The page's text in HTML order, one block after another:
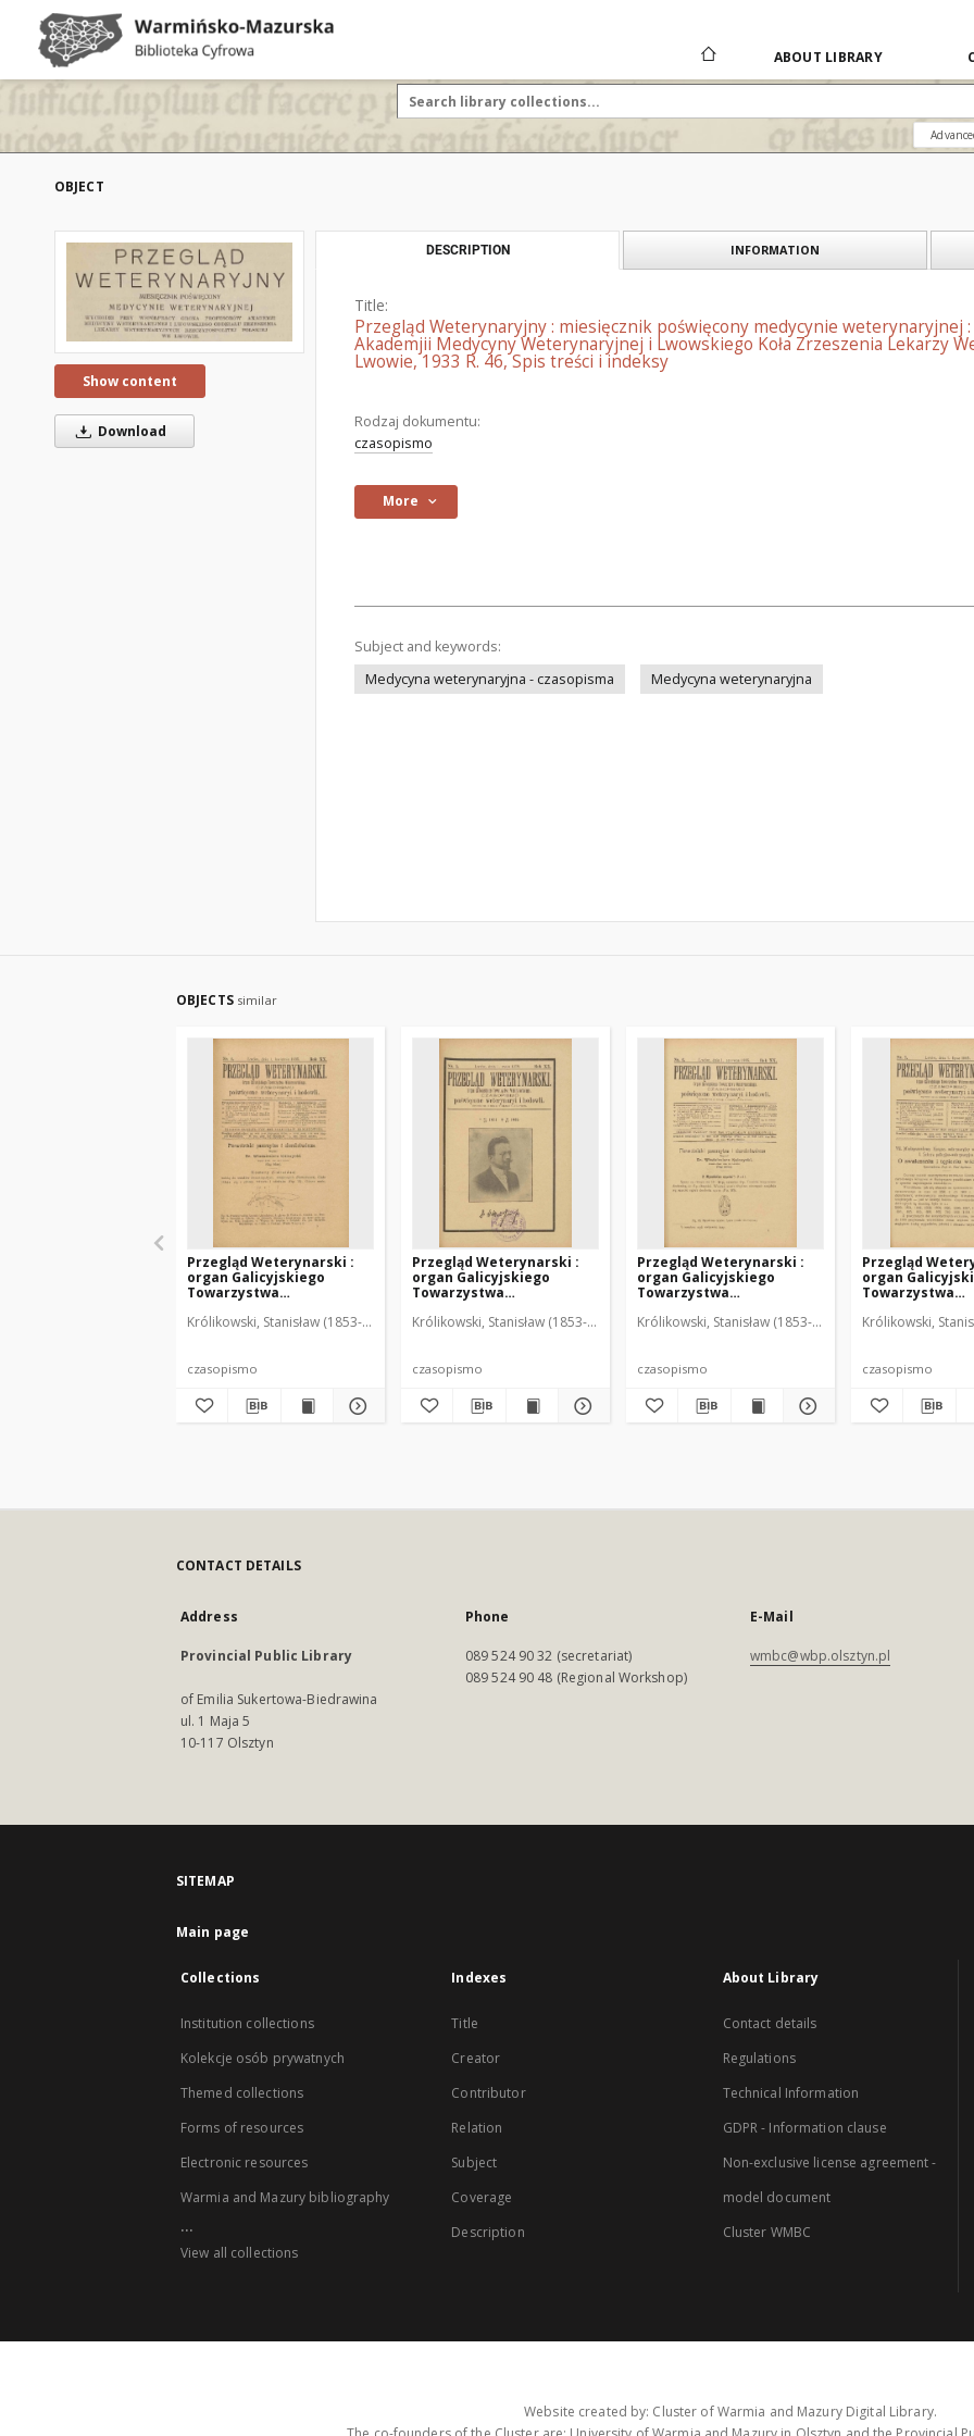
ABOUT LIBRARY
OBJECT
Show content
Download
DESCRIPTION INFORMATION
Title:
Przegląd Weterynaryjny : miesięcznik poświęcony medycynie weterynaryjnej
Akademjii Medycyny Weterynaryjnej i Lwowskiego Koła Zrzeszenia Lekarzy
Lwowie, 1933 R. 46, Spis treści i indeksy
Rodzaj dokumentu:
czasopismo
More
Subject and keywords:
Medycyna weterynaryjna - czasopisma
Medycyna weterynaryjna
OBJECTS similar
Przegląd Weterynarski :
organ Galicyjskiego
Towarzystwa
czasopismo poświęcone
Królikowski, Stanisław (1853-1924). Red.
czasopismo
Przegląd Weterynarski :
organ Galicyjskiego
Towarzystwa
czasopismo poświęcone
Królikowski, Stanisław (1853-1924). Red.
czasopismo
Przegląd Weterynarski :
organ Galicyjskiego
Towarzystwa
czasopismo poświęcone
Królikowski, Stanisław (1853-1924). Red.
czasopismo
Przegląd
organ
Towarzystwa
czasopismo
Królikowski,
czasopismo
CONTACT DETAILS
Address
Provincial Public Library
of Emilia Sukertowa-Biedrawina
ul. 1 Maja 5
10-117 Olsztyn
Phone
089 524 90 32 (secretariat)
089 524 90 48 (Regional Workshop)
E-Mail
wmbc@wbp.olsztyn.pl
SITEMAP
Main page
Collections
Institution collections
Kolekcje osób prywatnych
Themed collections
Forms of resources
Electronic resources
Warmia and Mazury bibliography
...
View all collections
Indexes
Title
Creator
Contributor
Relation
Subject
Coverage
Description
About Library
Contact details
Regulations
Technical Information
GDPR - Information clause
Non-exclusive license agreement -
model document
Cluster WMBC
Website created by: Cluster of Warmia and Mazury Digital Library.